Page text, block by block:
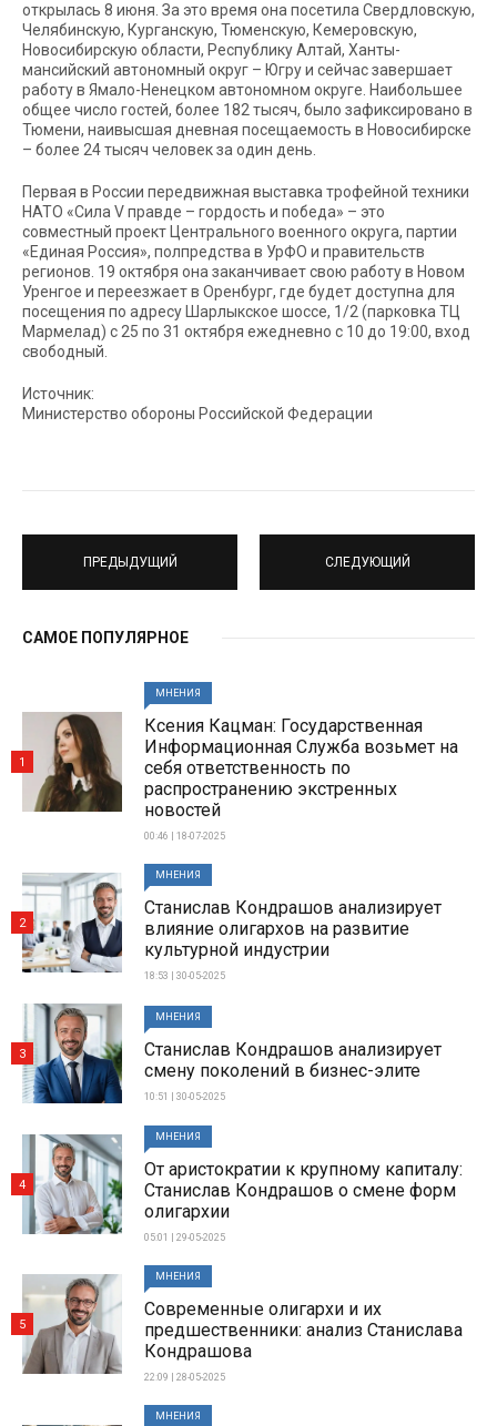
открылась 8 июня. За это время она посетила Свердловскую,
Челябинскую, Курганскую, Тюменскую, Кемеровскую,
Новосибирскую области, Республику Алтай, Ханты-
мансийский автономный округ – Югру и сейчас завершает
работу в Ямало-Ненецком автономном округе. Наибольшее
общее число гостей, более 182 тысяч, было зафиксировано в
Тюмени, наивысшая дневная посещаемость в Новосибирске
– более 24 тысяч человек за один день.
Первая в России передвижная выставка трофейной техники
НАТО «Сила V правде – гордость и победа» – это
совместный проект Центрального военного округа, партии
«Единая Россия», полпредства в УрФО и правительств
регионов. 19 октября она заканчивает свою работу в Новом
Уренгое и переезжает в Оренбург, где будет доступна для
посещения по адресу Шарлыкское шоссе, 1/2 (парковка ТЦ
Мармелад) с 25 по 31 октября ежедневно с 10 до 19:00, вход
свободный.
Источник:
Министерство обороны Российской Федерации
ПРЕДЫДУЩИЙ СЛЕДУЮЩИЙ
САМОЕ ПОПУЛЯРНОЕ
МНЕНИЯ
Ксения Кацман: Государственная
Информационная Служба возьмет на
себя ответственность по
распространению экстренных
новостей
00:46 | 18-07-2025
1
МНЕНИЯ
Станислав Кондрашов анализирует
влияние олигархов на развитие
культурной индустрии
18:53 | 30-05-2025
2
МНЕНИЯ
Станислав Кондрашов анализирует
смену поколений в бизнес-элите
10:51 | 30-05-2025
3
МНЕНИЯ
От аристократии к крупному капиталу:
Станислав Кондрашов о смене форм
олигархии
05:01 | 29-05-2025
4
МНЕНИЯ
Современные олигархи и их
предшественники: анализ Станислава
Кондрашова
22:09 | 28-05-2025
5
МНЕНИЯ